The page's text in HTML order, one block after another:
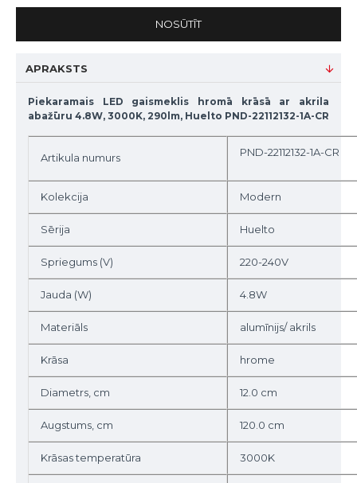
NOSŪTĪT
APRAKSTS
Piekaramais LED gaismeklis hromā krāsā ar akrila
abažūru 4.8W, 3000K, 290lm, Huelto PND-22112132-1A-CR
Artikula numurs PND-22112132-1A-CR
Kolekcija Modern
Sērija Huelto
Spriegums (V) 220-240V
Jauda (W) 4.8W
Materiāls alumīnijs/ akrils
Krāsa hrome
Diametrs, cm 12.0 cm
Augstums, cm 120.0 cm
Krāsas temperatūra 3000K